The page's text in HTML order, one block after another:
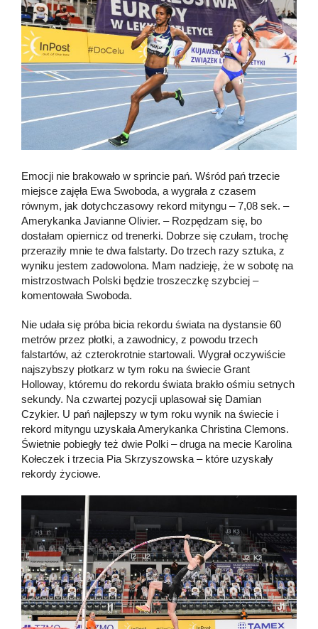
Emocji nie brakowało w sprincie pań. Wśród pań trzecie
miejsce zajęła Ewa Swoboda, a wygrała z czasem
równym, jak dotychczasowy rekord mityngu – 7,08 sek. –
Amerykanka Javianne Olivier. – Rozpędzam się, bo
dostałam opiernicz od trenerki. Dobrze się czułam, trochę
przeraziły mnie te dwa falstarty. Do trzech razy sztuka, z
wyniku jestem zadowolona. Mam nadzieję, że w sobotę na
mistrzostwach Polski będzie troszeczkę szybciej –
komentowała Swoboda.
Nie udała się próba bicia rekordu świata na dystansie 60
metrów przez płotki, a zawodnicy, z powodu trzech
falstartów, aż czterokrotnie startowali. Wygrał oczywiście
najszybszy płotkarz w tym roku na świecie Grant
Holloway, któremu do rekordu świata brakło ośmiu setnych
sekundy. Na czwartej pozycji uplasował się Damian
Czykier. U pań najlepszy w tym roku wynik na świecie i
rekord mityngu uzyskała Amerykanka Christina Clemons.
Świetnie pobiegły też dwie Polki – druga na mecie Karolina
Kołeczek i trzecia Pia Skrzyszowska – które uzyskały
rekordy życiowe.